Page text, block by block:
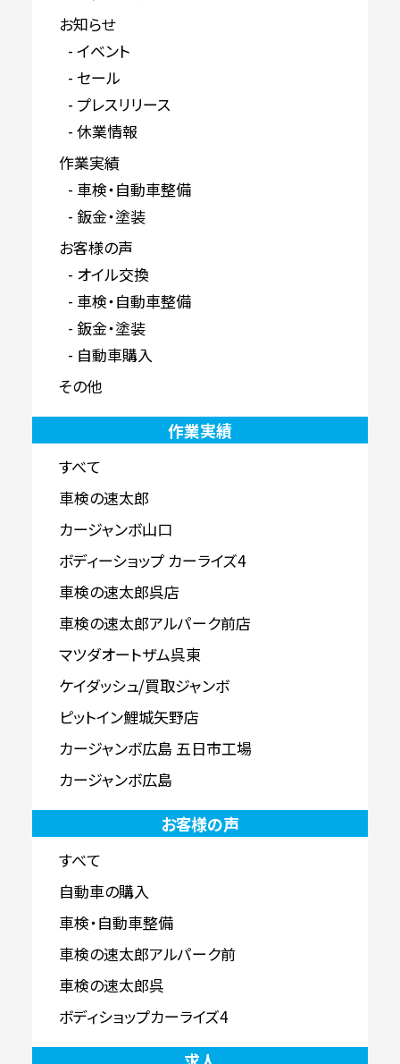
お知らせ
イベント
セール
プレスリリース
休業情報
作業実績
車検・自動車整備
鈑金・塗装
お客様の声
オイル交換
車検・自動車整備
鈑金・塗装
自動車購入
その他
作業実績
すべて
車検の速太郎
カージャンボ山口
ボディーショップ カーライズ4
車検の速太郎呉店
車検の速太郎アルパーク前店
マツダオートザム呉東
ケイダッシュ/買取ジャンボ
ピットイン鯉城矢野店
カージャンボ広島 五日市工場
カージャンボ広島
お客様の声
すべて
自動車の購入
車検・自動車整備
車検の速太郎アルパーク前
車検の速太郎呉
ボディショップカーライズ4